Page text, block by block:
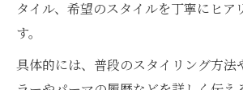
タイル、希望のスタイルを丁寧にヒア
す。
具体的には、普段のスタイリング方法